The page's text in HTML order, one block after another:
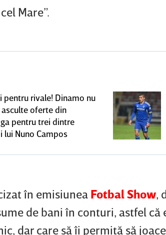
Mare”.
pentru rivale! Dinamo nu
oferte din
pentru trei dintre
lui Nuno Campos
în emisiunea Fotbal Show,
de bani în conturi, astfel că
dar care să îi permită să